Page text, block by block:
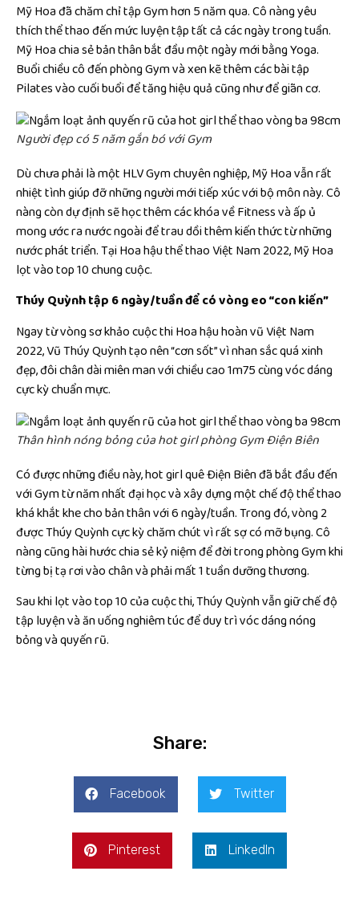
Mỹ Hoa đã chăm chỉ tập Gym hơn 5 năm qua. Cô nàng yêu
thích thể thao đến mức luyện tập tất cả các ngày trong tuần.
Mỹ Hoa chia sẻ bản thân bắt đầu một ngày mới bằng Yoga.
Buổi chiều cô đến phòng Gym và xen kẽ thêm các bài tập
Pilates vào cuối buổi để tăng hiệu quả cũng như để giãn cơ.
Người đẹp có 5 năm gắn bó với Gym
Dù chưa phải là một HLV Gym chuyên nghiệp, Mỹ Hoa vẫn rất
nhiệt tình giúp đỡ những người mới tiếp xúc với bộ môn này. Cô
nàng còn dự định sẽ học thêm các khóa về Fitness và ấp ủ
mong ước ra nước ngoài để trau dồi thêm kiến thức từ những
nước phát triển. Tại Hoa hậu thể thao Việt Nam 2022, Mỹ Hoa
lọt vào top 10 chung cuộc.
Thúy Quỳnh tập 6 ngày/tuần để có vòng eo “con kiến”
Ngay từ vòng sơ khảo cuộc thi Hoa hậu hoàn vũ Việt Nam
2022, Vũ Thúy Quỳnh tạo nên “cơn sốt” vì nhan sắc quá xinh
đẹp, đôi chân dài miên man với chiều cao 1m75 cùng vóc dáng
cực kỳ chuẩn mực.
Thân hình nóng bỏng của hot girl phòng Gym Điện Biên
Có được những điều này, hot girl quê Điện Biên đã bắt đầu đến
với Gym từ năm nhất đại học và xây dựng một chế độ thể thao
khá khắt khe cho bản thân với 6 ngày/tuần. Trong đó, vòng 2
được Thúy Quỳnh cực kỳ chăm chút vì rất sợ có mỡ bụng. Cô
nàng cũng hài hước chia sẻ kỷ niệm để đời trong phòng Gym khi
từng bị tạ rơi vào chân và phải mất 1 tuần dưỡng thương.
Sau khi lọt vào top 10 của cuộc thi, Thúy Quỳnh vẫn giữ chế độ
tập luyện và ăn uống nghiêm túc để duy trì vóc dáng nóng
bỏng và quyến rũ.
Share:
Facebook Twitter
Pinterest LinkedIn